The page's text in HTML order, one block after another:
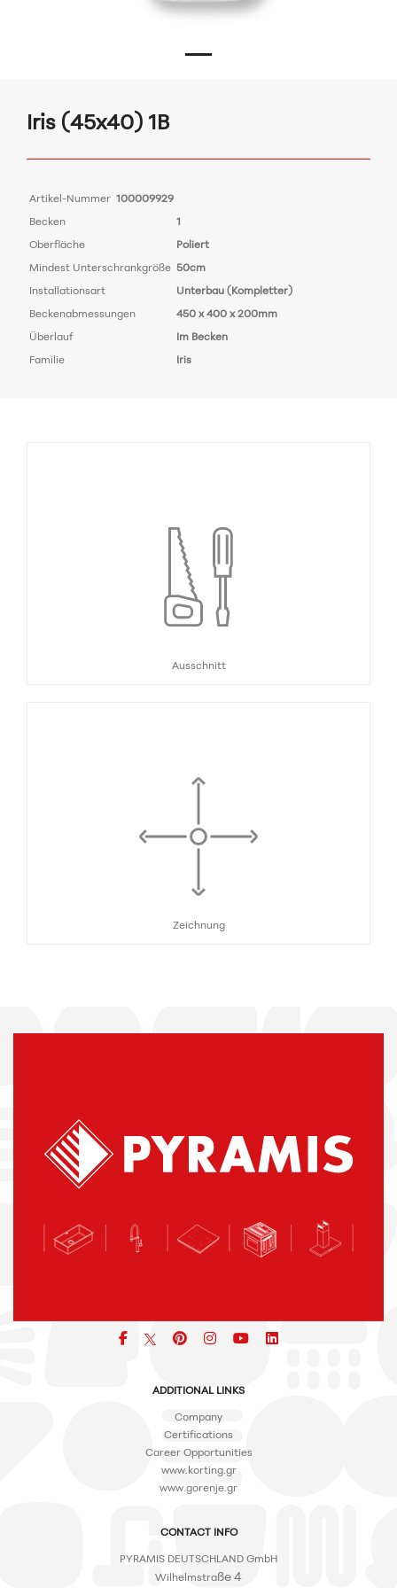
Iris (45x40) 1B
Artikel-Nummer 100009929
Becken
1
Oberfläche
Poliert
Mindest Unterschrankgröße 50cm
Installationsart
Unterbau (Kompletter)
Beckenabmessungen
450 x 400 x 200mm
Überlauf
Im Becken
Familie
Iris
Ausschnitt
Zeichnung
Facebookpinterest
iconiconicon
ADDITIONAL LINKS
Company
Certifications
Career Opportunities
www.korting.gr
www.gorenje.gr
CONTACT INFO
PYRAMIS DEUTSCHLAND GmbH
Wilhelmstraße 4